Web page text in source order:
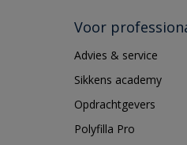
Voor
Advies & service
Sikkens academy
Opdrachtgevers
Polyfilla Pro